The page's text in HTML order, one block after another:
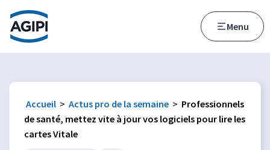
Accès au menu
Accès au contenu principal
Menu
Accueil > Actus pro de la semaine > Professionnels
de santé, mettez vite à jour vos logiciels pour lire les
cartes Vitale